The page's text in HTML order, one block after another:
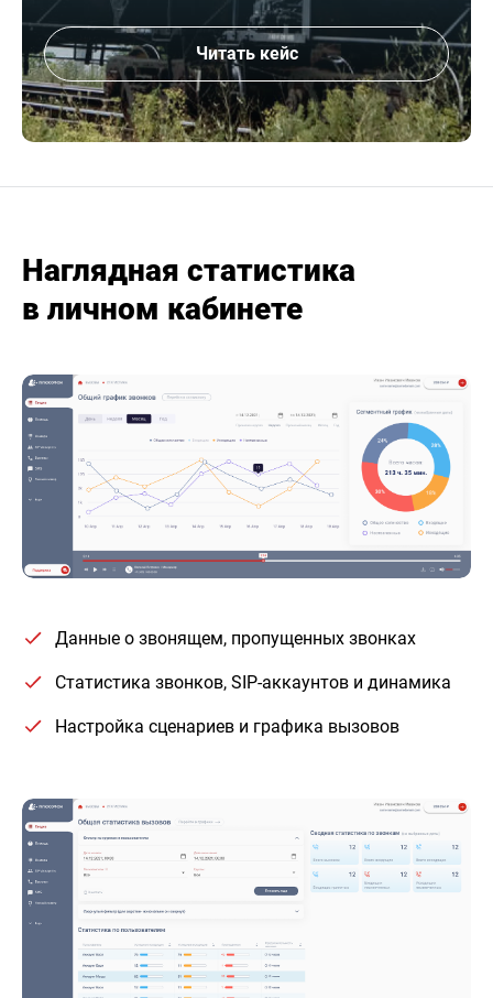
Читать кейс
Наглядная статистика
в личном кабинете
Данные о звонящем, пропущенных звонках
Статистика звонков, SIP-аккаунтов и динамика
Настройка сценариев и графика вызовов